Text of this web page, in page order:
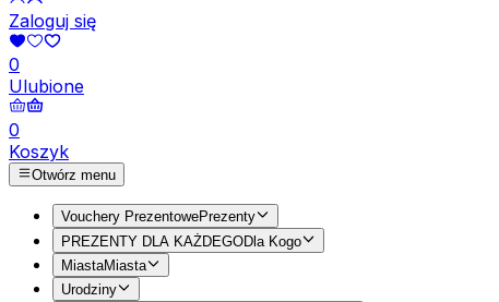
Zaloguj się
0
Ulubione
0
Koszyk
Otwórz menu
Vouchery PrezentowePrezenty
PREZENTY DLA KAŻDEGODla Kogo
MiastaMiasta
Urodziny